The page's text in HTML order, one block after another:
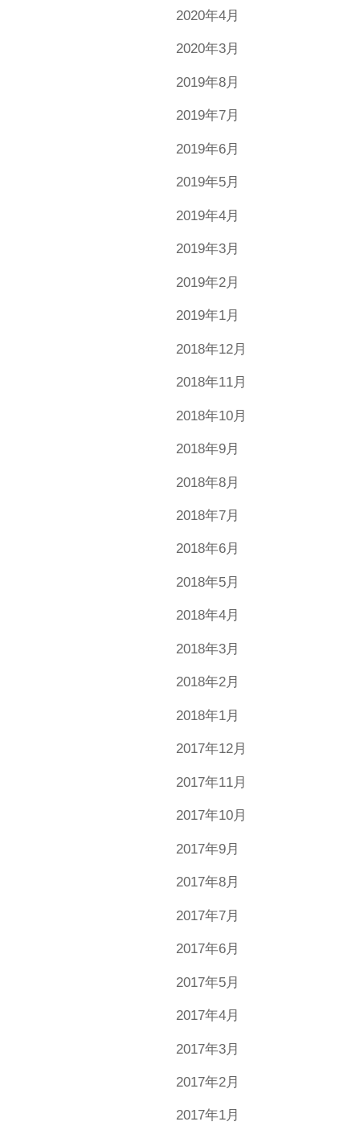
2020年4月
2020年3月
2019年8月
2019年7月
2019年6月
2019年5月
2019年4月
2019年3月
2019年2月
2019年1月
2018年12月
2018年11月
2018年10月
2018年9月
2018年8月
2018年7月
2018年6月
2018年5月
2018年4月
2018年3月
2018年2月
2018年1月
2017年12月
2017年11月
2017年10月
2017年9月
2017年8月
2017年7月
2017年6月
2017年5月
2017年4月
2017年3月
2017年2月
2017年1月